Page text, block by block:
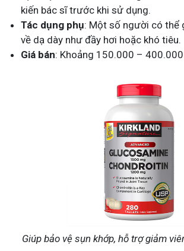
kiến bác sĩ trước khi sử dụng.
Tác dụng phụ: Một số người có thể
về dạ dày như đầy hơi hoặc khó tiêu.
Giá bán: Khoảng 150.000 –
Giúp bảo vệ sụn khớp, hỗ trợ giảm